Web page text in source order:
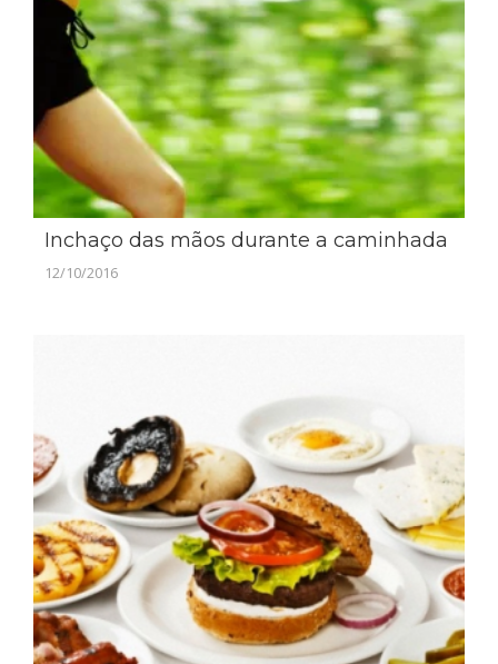
Inchaço das mãos durante a caminhada
12/10/2016